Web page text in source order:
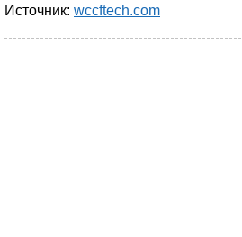
Источник: wccftech.com